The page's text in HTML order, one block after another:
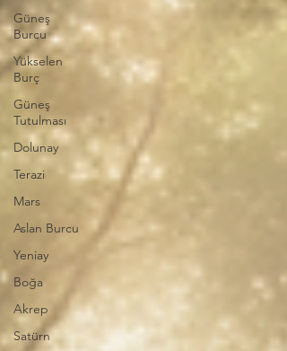
Güneş
Burcu
Yükselen
Burç
Güneş
Tutulması
Dolunay
Terazi
Mars
Aslan Burcu
Yeniay
Boğa
Akrep
Satürn